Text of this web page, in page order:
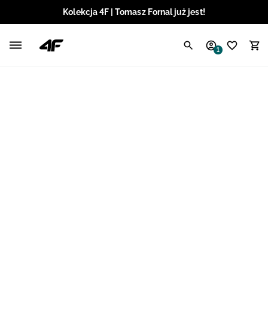
Kolekcja 4F | Tomasz Fornal już jest!
1